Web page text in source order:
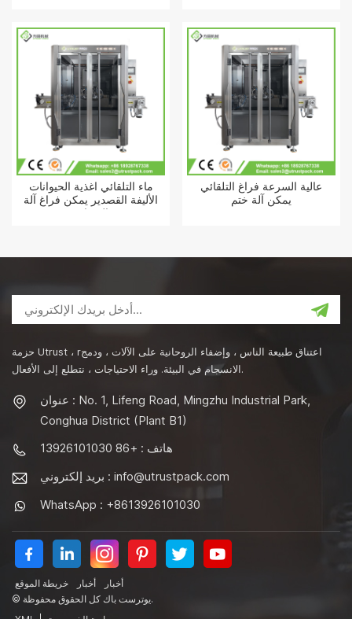
ماء التلقائي أغذية الحيوانات
الأليفة القصدير يمكن فراغ آلة
عالية السرعة فراغ التلقائي
يمكن آلة ختم
حزمة Utrust ، rاعتناق طبيعة الناس ، وإضفاء الروحانية على الآلات ، ودمج
الانسجام في البيئة. وراء الاحتياجات ، نتطلع إلى الأفعال.
عنوان : No. 1, Lifeng Road, Mingzhu Industrial Park,
Conghua District (Plant B1)
هاتف : +86 13926101030
بريد إلكتروني : info@utrustpack.com
WhatsApp : +8613926101030
خريطة الموقع أخبار
أخبار
© يوترست باك كل الحقوق محفوظة.